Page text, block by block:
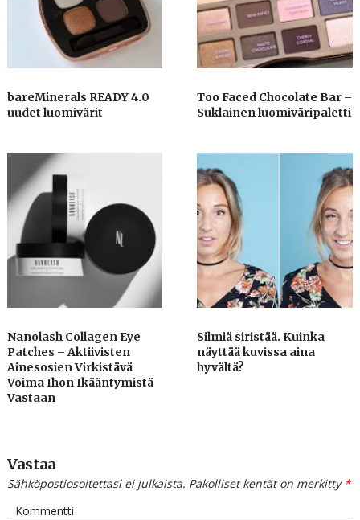
bareMinerals READY 4.0
uudet luomivärit
Too Faced Chocolate Bar –
Suklainen luomiväripaletti
Nanolash Collagen Eye
Patches – Aktiivisten
Ainesosien Virkistävä
Voima Ihon Ikääntymistä
Vastaan
Silmiä siristää. Kuinka
näyttää kuvissa aina
hyvältä?
Vastaa
Sähköpostiosoitettasi ei julkaista. Pakolliset kentät on merkitty *
Kommentti